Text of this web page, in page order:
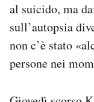
al suicido, ma
sull’autopsia
non c’è stato
persone nei